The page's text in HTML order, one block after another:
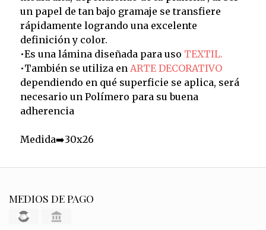
un papel de tan bajo gramaje se transfiere
rápidamente logrando una excelente
definición y color.
•Es una lámina diseñada para uso TEXTIL.
•También se utiliza en ARTE DECORATIVO
dependiendo en qué superficie se aplica, será
necesario un Polímero para su buena
adherencia
Medida➡️30x26
MEDIOS DE PAGO